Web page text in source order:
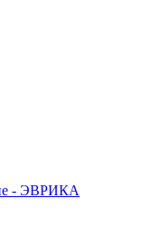
- ЭВРИКА